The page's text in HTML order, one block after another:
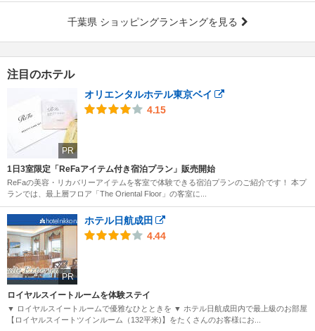
千葉県 ショッピングランキングを見る
注目のホテル
PR
オリエンタルホテル東京ベイ
4.15
1日3室限定「ReFaアイテム付き宿泊プラン」販売開始
ReFaの美容・リカバリーアイテムを客室で体験できる宿泊プランのご紹介です！ 本プ
ランでは、最上層フロア「The Oriental Floor」の客室に...
PR
ホテル日航成田
4.44
ロイヤルスイートルームを体験ステイ
▼ ロイヤルスイートルームで優雅なひとときを ▼ ホテル日航成田内で最上級のお部屋
【ロイヤルスイートツインルーム（132平米)】をたくさんのお客様にお...